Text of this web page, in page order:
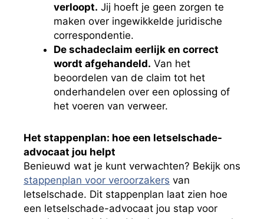
verloopt. Jij hoeft je geen zorgen te
maken over ingewikkelde juridische
correspondentie.
De schadeclaim eerlijk en correct
wordt afgehandeld. Van het
beoordelen van de claim tot het
onderhandelen over een oplossing of
het voeren van verweer.
Het stappenplan: hoe een letselschade-
advocaat jou helpt
Benieuwd wat je kunt verwachten? Bekijk ons
stappenplan voor veroorzakers van
letselschade. Dit stappenplan laat zien hoe
een letselschade-advocaat jou stap voor